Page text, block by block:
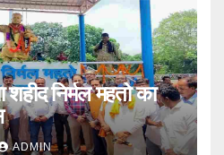
शहीद निर्मल महतो का
ADMIN